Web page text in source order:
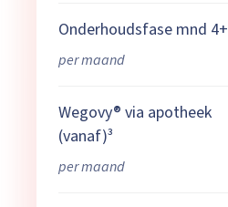
Onderhoudsfase mnd 4+
per maand
Wegovy® via apotheek
(vanaf)³
per maand